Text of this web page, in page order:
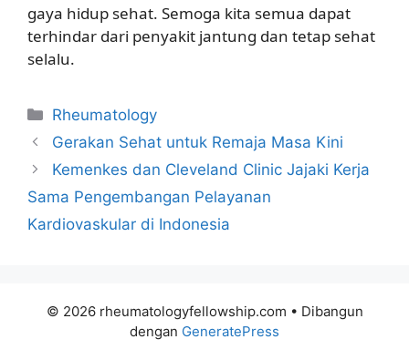
gaya hidup sehat. Semoga kita semua dapat
terhindar dari penyakit jantung dan tetap sehat
selalu.
Kategori
Rheumatology
Gerakan Sehat untuk Remaja Masa Kini
Kemenkes dan Cleveland Clinic Jajaki Kerja
Sama Pengembangan Pelayanan
Kardiovaskular di Indonesia
© 2026 rheumatologyfellowship.com • Dibangun
dengan GeneratePress